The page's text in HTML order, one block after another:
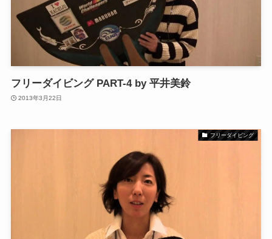
フリーダイビング PART-4 by 平井美鈴
2013年3月22日
フリーダイビング